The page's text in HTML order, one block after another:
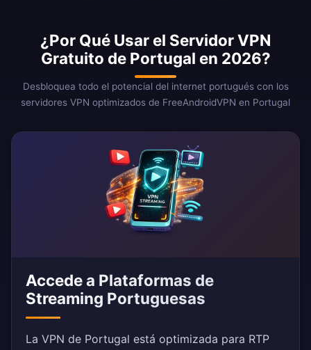
¿Por Qué Usar el Servidor VPN
Gratuito de Portugal en 2026?
Desbloquea todo el potencial del internet portugués con los
servidores VPN optimizados de FreeAndroidVPN en Portugal
Accede a Plataformas de
Streaming Portuguesas
La VPN de Portugal está optimizada para RTP